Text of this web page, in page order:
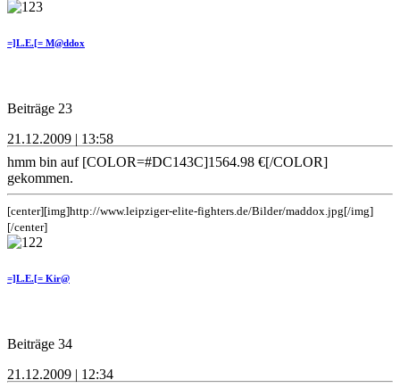
=]L.E.[= M@ddox
Beiträge 23
21.12.2009 | 13:58
hmm bin auf [COLOR=#DC143C]1564.98 €[/COLOR]
gekommen.
[center][img]http://www.leipziger-elite-fighters.de/Bilder/maddox.jpg[/img]
[/center]
=]L.E.[= Kir@
Beiträge 34
21.12.2009 | 12:34